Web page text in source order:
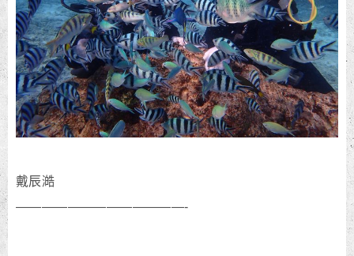
戴辰澔
—————————————-